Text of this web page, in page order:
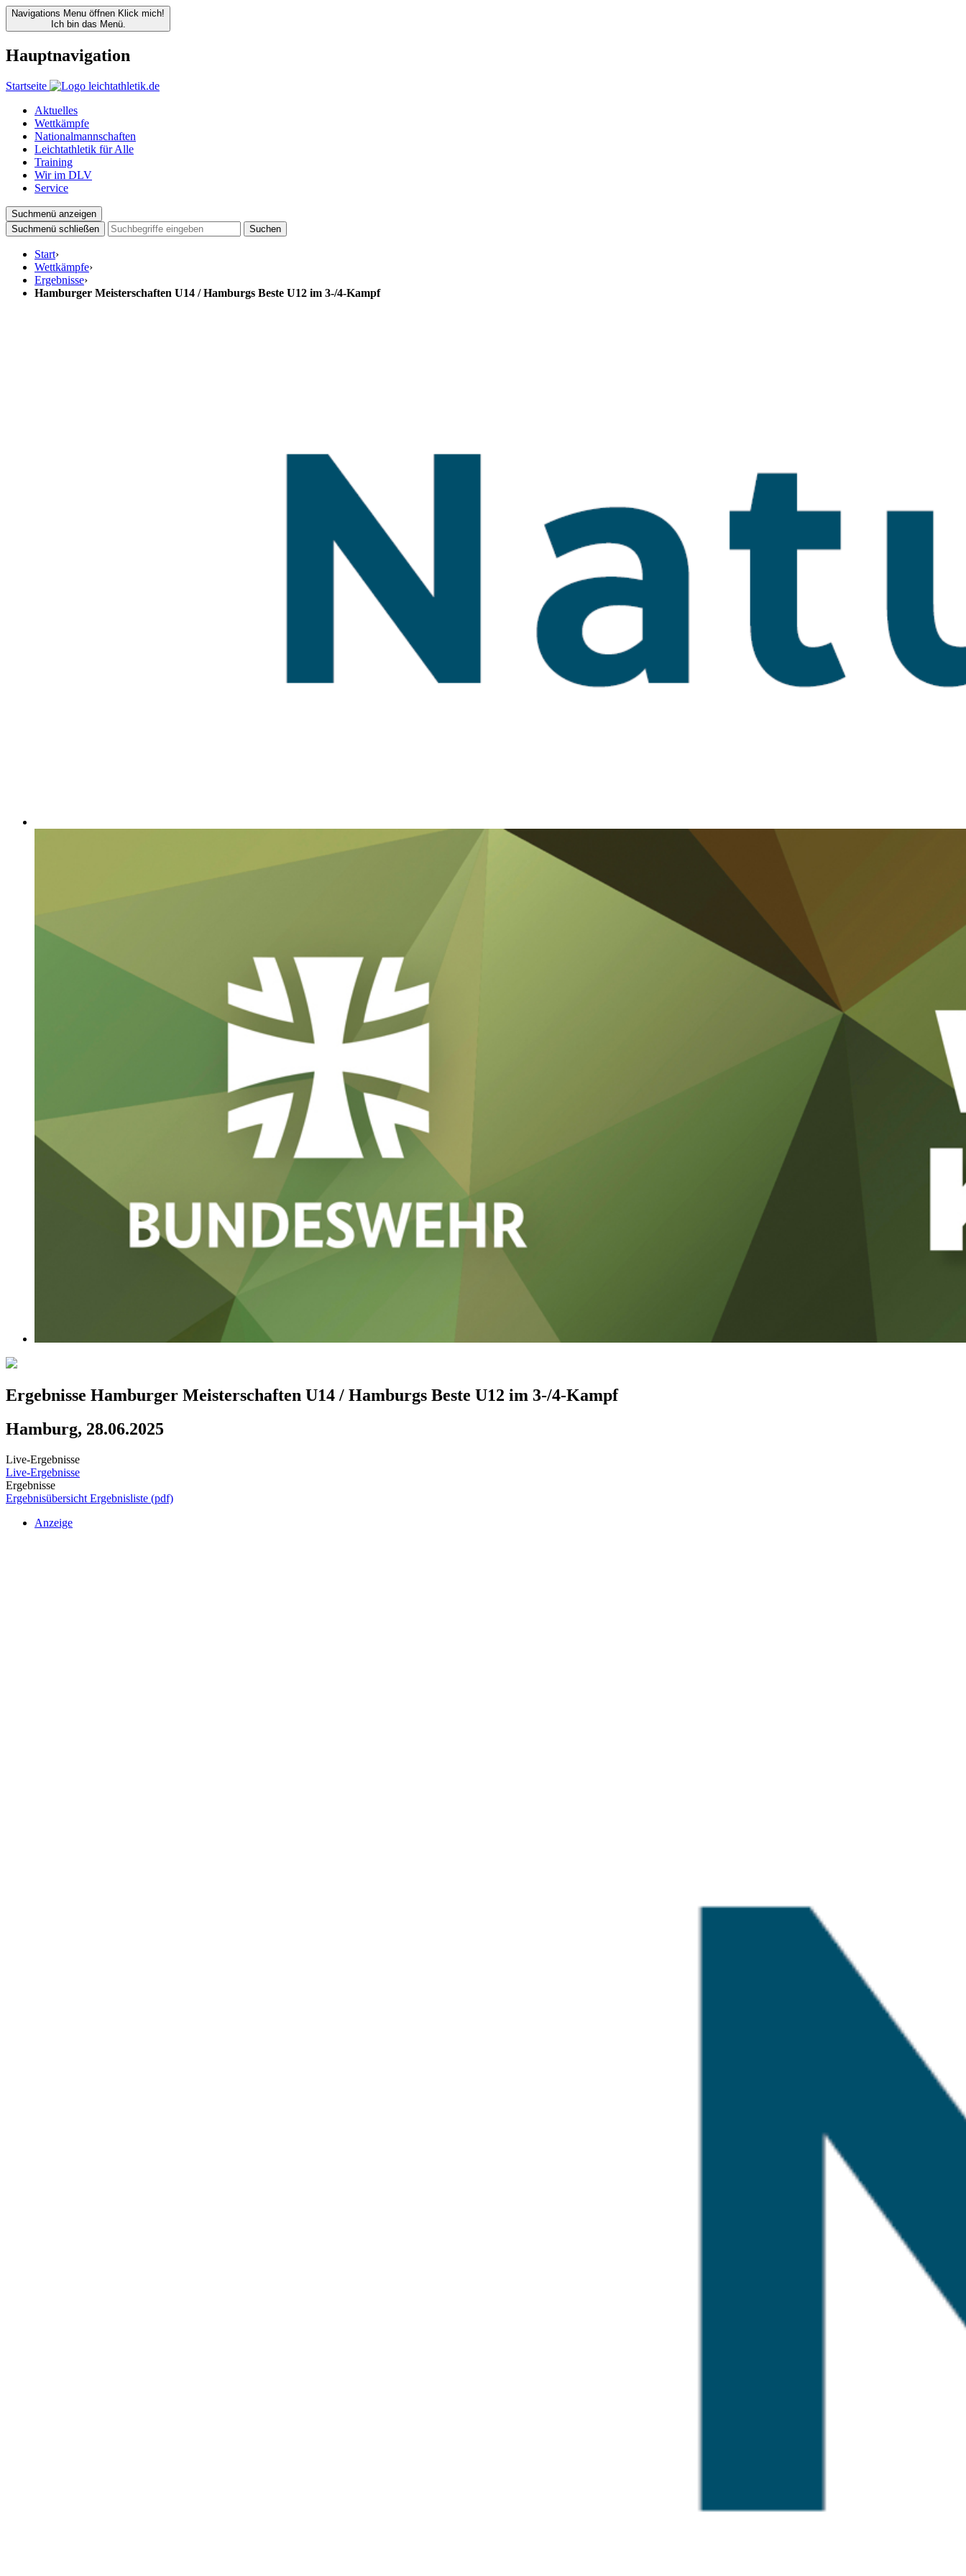
Navigations Menu öffnen Klick mich!
Ich bin das Menü.
Hauptnavigation
Startseite
Aktuelles
Wettkämpfe
Nationalmannschaften
Leichtathletik für Alle
Training
Wir im DLV
Service
Suchmenü anzeigen
Suchmenü schließen
Suchen
Start›
Wettkämpfe›
Ergebnisse›
Hamburger Meisterschaften U14 / Hamburgs Beste U12 im 3-/4-Kampf
Ergebnisse Hamburger Meisterschaften U14 / Hamburgs Beste U12 im 3-/4-Kampf
Hamburg, 28.06.2025
Live-Ergebnisse
Live-Ergebnisse
Ergebnisse
Ergebnisübersicht Ergebnisliste (pdf)
Anzeige